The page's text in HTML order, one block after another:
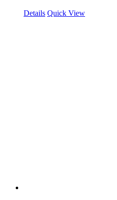
Details Quick View